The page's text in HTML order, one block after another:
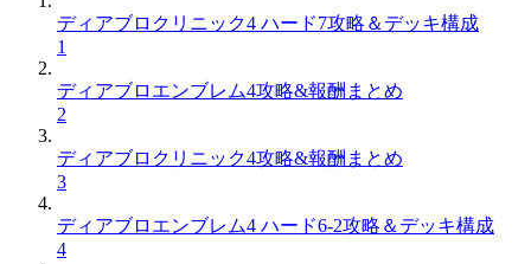
ディアブロクリニック4 ハード7攻略＆デッキ構成
1
ディアブロエンブレム4攻略&報酬まとめ
2
ディアブロクリニック4攻略&報酬まとめ
3
ディアブロエンブレム4 ハード6-2攻略＆デッキ構成
4